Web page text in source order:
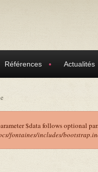
Références Actualités
$data follows optional
fontaines/includes/